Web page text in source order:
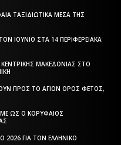
ΤΑΞΙΔΙΩΤΙΚΆ ΜΈΣΑ ΤΗΣ
ΙΟΎΝΙΟ ΣΤΑ 14 ΠΕΡΙΦΕΡΕΙΑΚΆ
ΚΕΝΤΡΙΚΉΣ ΜΑΚΕΔΟΝΊΑΣ ΣΤΟ
ΠΡΟΣ ΤΟ ΆΓΙΟΝ ΌΡΟΣ ΦΈΤΟΣ,
ΩΣ Ο ΚΟΡΥΦΑΊΟΣ
2026 ΓΙΑ ΤΟΝ ΕΛΛΗΝΙΚΌ